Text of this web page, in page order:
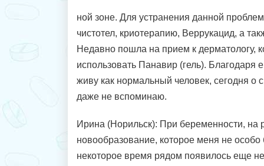
ной зоне. Для устранения данной
чистотел, криотерапию, Веррукацид, а
Недавно пошла на прием к дерматологу,
использовать Панавир (гель). Благодаря
живу как нормальный человек, сегодня о
даже не вспоминаю.
Ирина (Норильск): При беременности, на
новообразование, которое меня не особо
некоторое время рядом появилось еще